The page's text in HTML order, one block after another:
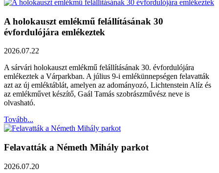
A holokauszt emlékmű felállításának 30
évfordulójára emlékeztek
2026.07.22
A sárvári holokauszt emlékmű felállításának 30. évfordulójára
emlékeztek a Várparkban. A július 9-i emlékünnepségen felavatták
azt az új emléktáblát, amelyen az adományozó, Lichtenstein Alíz és
az emlékművet készítő, Gaál Tamás szobrászművész neve is
olvasható.
Tovább...
Felavatták a Németh Mihály parkot
2026.07.20